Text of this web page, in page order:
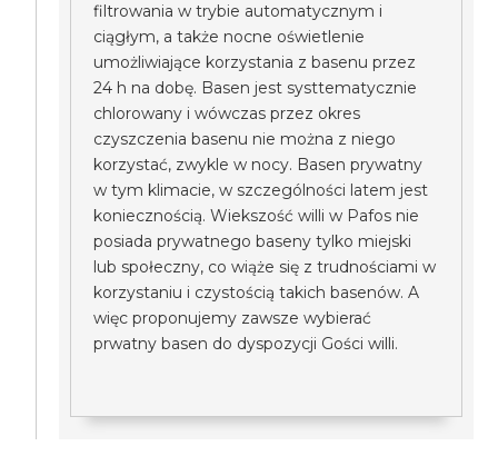
filtrowania w trybie automatycznym i
ciągłym, a także nocne oświetlenie
umożliwiające korzystania z basenu przez
24 h na dobę. Basen jest systtematycznie
chlorowany i wówczas przez okres
czyszczenia basenu nie można z niego
korzystać, zwykle w nocy. Basen prywatny
w tym klimacie, w szczególności latem jest
koniecznością. Wiekszość willi w Pafos nie
posiada prywatnego baseny tylko miejski
lub społeczny, co wiąże się z trudnościami w
korzystaniu i czystością takich basenów. A
więc proponujemy zawsze wybierać
prwatny basen do dyspozycji Gości willi.